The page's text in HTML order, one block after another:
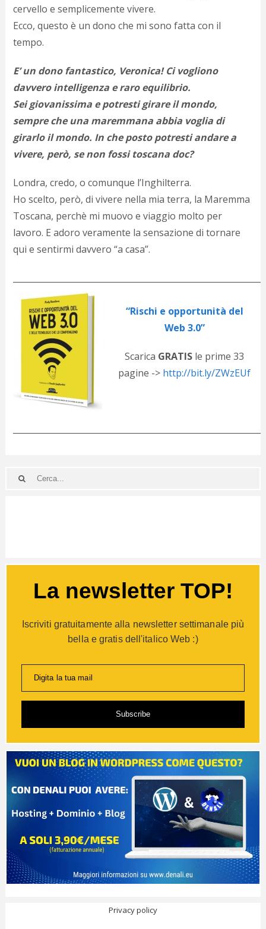
cervello e semplicemente vivere.
Ecco, questo è un dono che mi sono fatta con il
tempo.
E’ un dono fantastico, Veronica! Ci vogliono
davvero intelligenza e raro equilibrio.
Sei giovanissima e potresti girare il mondo,
sempre che una maremmana abbia voglia di
girarlo il mondo. In che posto potresti andare a
vivere, però, se non fossi toscana doc?
Londra, credo, o comunque l’Inghilterra.
Ho scelto, però, di vivere nella mia terra, la Maremma
Toscana, perchè mi muovo e viaggio molto per
lavoro. E adoro veramente la sensazione di tornare
qui e sentirmi davvero “a casa”.
“Rischi e opportunità del
Web 3.0”
Scarica GRATIS le prime 33
pagine -> http://bit.ly/ZWzEUf
La newsletter TOP!
Iscriviti gratuitamente alla newsletter settimanale più
bella e gratis dell'italico Web :)
Digita la tua mail
Subscribe
Privacy policy